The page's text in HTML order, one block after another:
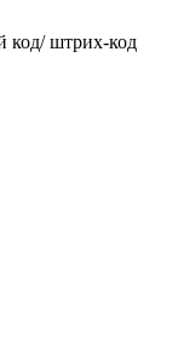
код/ штрих-код